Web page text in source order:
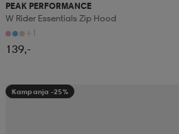
PEAK PERFORMANCE
W Rider Essentials Zip Hood
+1
139,-
Kampanja -25%